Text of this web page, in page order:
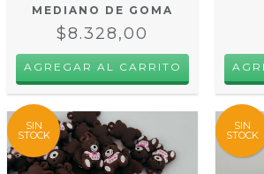
MEDIANO DE GOMA
$8.328,00
SIN
STOCK
SIN
STOCK